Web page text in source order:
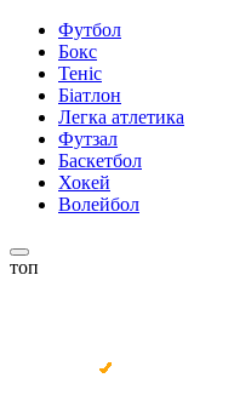
Футбол
Бокс
Теніс
Біатлон
Легка атлетика
Футзал
Баскетбол
Хокей
Волейбол
топ